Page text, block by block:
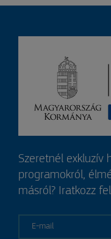
Szeretnél exkluzív
programokról,
másról? Iratkozz